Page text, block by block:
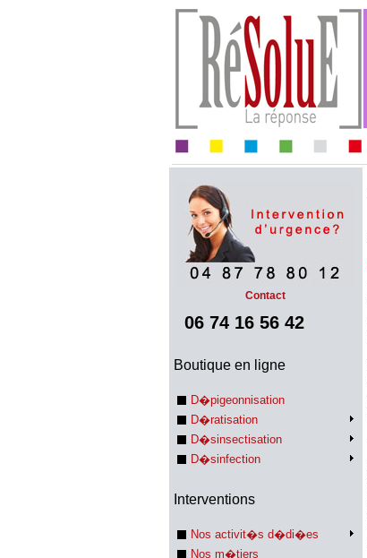
Contact
06 74 16 56 42
Boutique en ligne
D�pigeonnisation
D�ratisation
D�sinsectisation
D�sinfection
Interventions
Nos activit�s d�di�es
Nos m�tiers